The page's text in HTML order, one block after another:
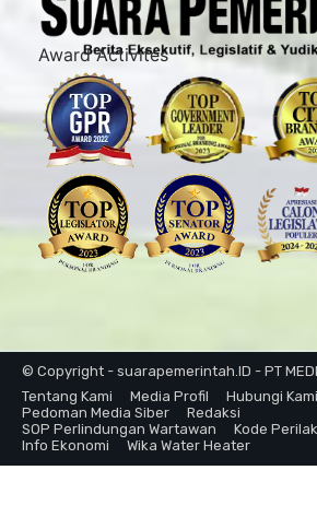
Award Activites
© Copyright - suarapemerintah.ID - PT
Tentang Kami
Media Profil
Hubungi Kami
Pedoman Media Siber
Redaksi
SOP Perlindungan Wartawan
Kode
Info Ekonomi
Wika Water Heater